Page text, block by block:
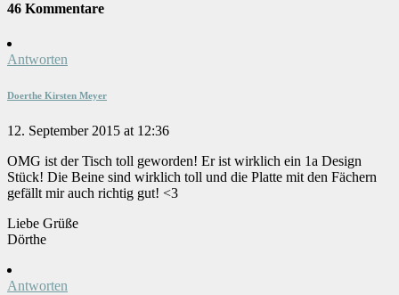
46 Kommentare
Antworten
Doerthe Kirsten Meyer
12. September 2015 at 12:36
OMG ist der Tisch toll geworden! Er ist wirklich ein 1a Design
Stück! Die Beine sind wirklich toll und die Platte mit den Fächern
gefällt mir auch richtig gut! <3
Liebe Grüße
Dörthe
Antworten